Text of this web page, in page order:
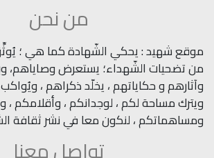
من نحن
موقع شهيد : يحكي الشّهادة كما هي ؛ يُوثِّق
من تضحيات الشّهداء؛ يستعرض وصاياهم،
وآثارهم و حكاياتهم ، يخلّد ذكراهم ، ويُواكب
ويترك مساحة لكم ، لوجدانكم ، وأقلامكم ،
ومساهماتكم ، لنكون معا في نشر ثقافة